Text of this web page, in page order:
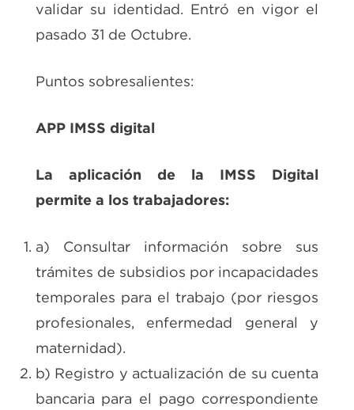
validar su identidad. Entró en vigor el
pasado 31 de Octubre.
Puntos sobresalientes:
APP IMSS digital
La aplicación de la IMSS Digital
permite a los trabajadores:
a) Consultar información sobre sus
trámites de subsidios por incapacidades
temporales para el trabajo (por riesgos
profesionales, enfermedad general y
maternidad).
b) Registro y actualización de su cuenta
bancaria para el pago correspondiente